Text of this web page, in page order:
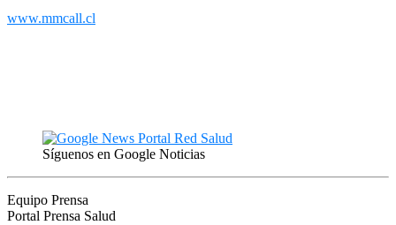
www.mmcall.cl
Síguenos en Google Noticias
Equipo Prensa
Portal Prensa Salud